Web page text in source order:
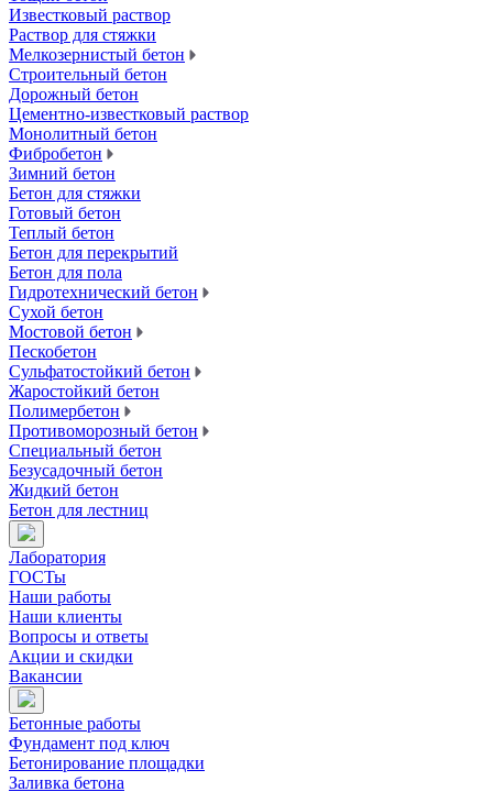
Известковый раствор
Раствор для стяжки
Мелкозернистый бетон
Строительный бетон
Дорожный бетон
Цементно-известковый раствор
Монолитный бетон
Фибробетон
Зимний бетон
Бетон для стяжки
Готовый бетон
Теплый бетон
Бетон для перекрытий
Бетон для пола
Гидротехнический бетон
Сухой бетон
Мостовой бетон
Пескобетон
Сульфатостойкий бетон
Жаростойкий бетон
Полимербетон
Противоморозный бетон
Специальный бетон
Безусадочный бетон
Жидкий бетон
Бетон для лестниц
Лаборатория
ГОСТы
Наши работы
Наши клиенты
Вопросы и ответы
Акции и скидки
Вакансии
Бетонные работы
Фундамент под ключ
Бетонирование площадки
Заливка бетона